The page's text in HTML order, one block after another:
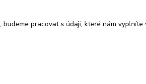
pracovat s údaji, které nám vyplníte